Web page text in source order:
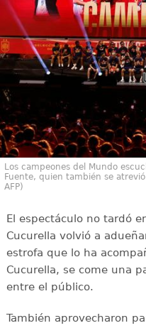
Los campeones del Mundo
Fuente, quien también se
AFP)
El espectáculo no tardó
Cucurella volvió a
estrofa que lo ha
Cucurella, se come una
entre el público.
También aprovecharon